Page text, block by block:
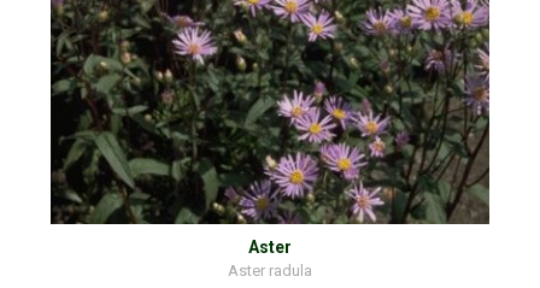
Aster
Aster radula